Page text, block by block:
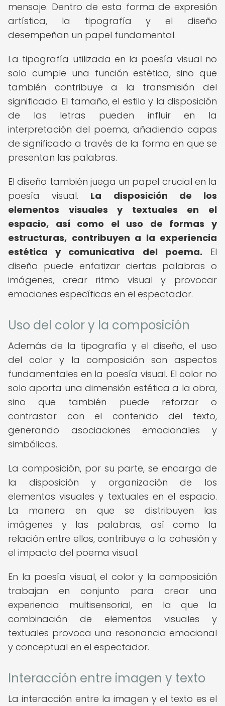
mensaje. Dentro de esta forma de expresión
artística, la tipografía y el diseño
desempeñan un papel fundamental.
La tipografía utilizada en la poesía visual no
solo cumple una función estética, sino que
también contribuye a la transmisión del
significado. El tamaño, el estilo y la disposición
de las letras pueden influir en la
interpretación del poema, añadiendo capas
de significado a través de la forma en que se
presentan las palabras.
El diseño también juega un papel crucial en la
poesía visual. La disposición de los
elementos visuales y textuales en el
espacio, así como el uso de formas y
estructuras, contribuyen a la experiencia
estética y comunicativa del poema. El
diseño puede enfatizar ciertas palabras o
imágenes, crear ritmo visual y provocar
emociones específicas en el espectador.
Uso del color y la composición
Además de la tipografía y el diseño, el uso
del color y la composición son aspectos
fundamentales en la poesía visual. El color no
solo aporta una dimensión estética a la obra,
sino que también puede reforzar o
contrastar con el contenido del texto,
generando asociaciones emocionales y
simbólicas.
La composición, por su parte, se encarga de
la disposición y organización de los
elementos visuales y textuales en el espacio.
La manera en que se distribuyen las
imágenes y las palabras, así como la
relación entre ellos, contribuye a la cohesión y
el impacto del poema visual.
En la poesía visual, el color y la composición
trabajan en conjunto para crear una
experiencia multisensorial, en la que la
combinación de elementos visuales y
textuales provoca una resonancia emocional
y conceptual en el espectador.
Interacción entre imagen y texto
La interacción entre la imagen y el texto es el